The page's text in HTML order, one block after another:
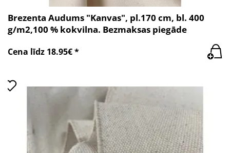
Brezenta Audums "Kanvas", pl.170 cm, bl. 400
g/m2,100 % kokvilna. Bezmaksas piegāde
Cena līdz 18.95€ *